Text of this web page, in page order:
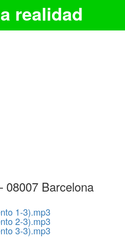
realidad
Barcelona
1-3).mp3
2-3).mp3
3-3).mp3